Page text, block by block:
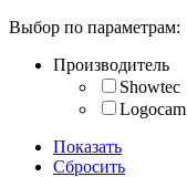
Выбор по параметрам:
Производитель
Showtec
Logocam
Показать
Сбросить